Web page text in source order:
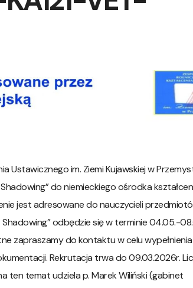
Ustawicznego im. Ziemi Kujawskiej w
do niemieckiego ośrodka
jest adresowane do nauczycieli
odbędzie się w terminie 04.05.-
zapraszamy do kontaktu w celu
Rekrutacja trwa do 09.03.2026r.
ten temat udziela p. Marek Wiliński (gabinet